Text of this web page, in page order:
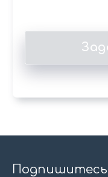
Подпишитесь